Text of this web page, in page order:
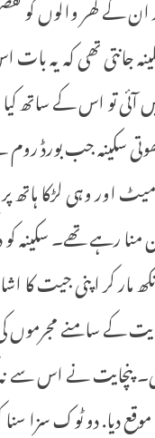
جانتی تھی کہ یہ
آئی تو اس کے ساتھ
سکینہ جب بورڈ روم
اور وہی لڑکا ہاتھ
منا رہے تھے۔ سکینہ
کر اپنی جیت کا
کے سامنے
پنچایت نے اس سے نہ
دیا. دو ٹوک سزا